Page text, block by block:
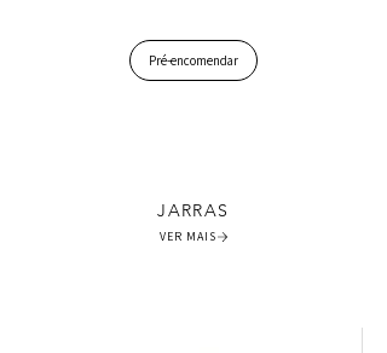
Pré-encomendar
JARRAS
VER MAIS